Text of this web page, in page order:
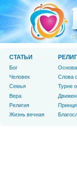
СТАТЬИ
Бог
Человек
Cемья
Вера
Религия
Жизнь вечная
Слова
Турне